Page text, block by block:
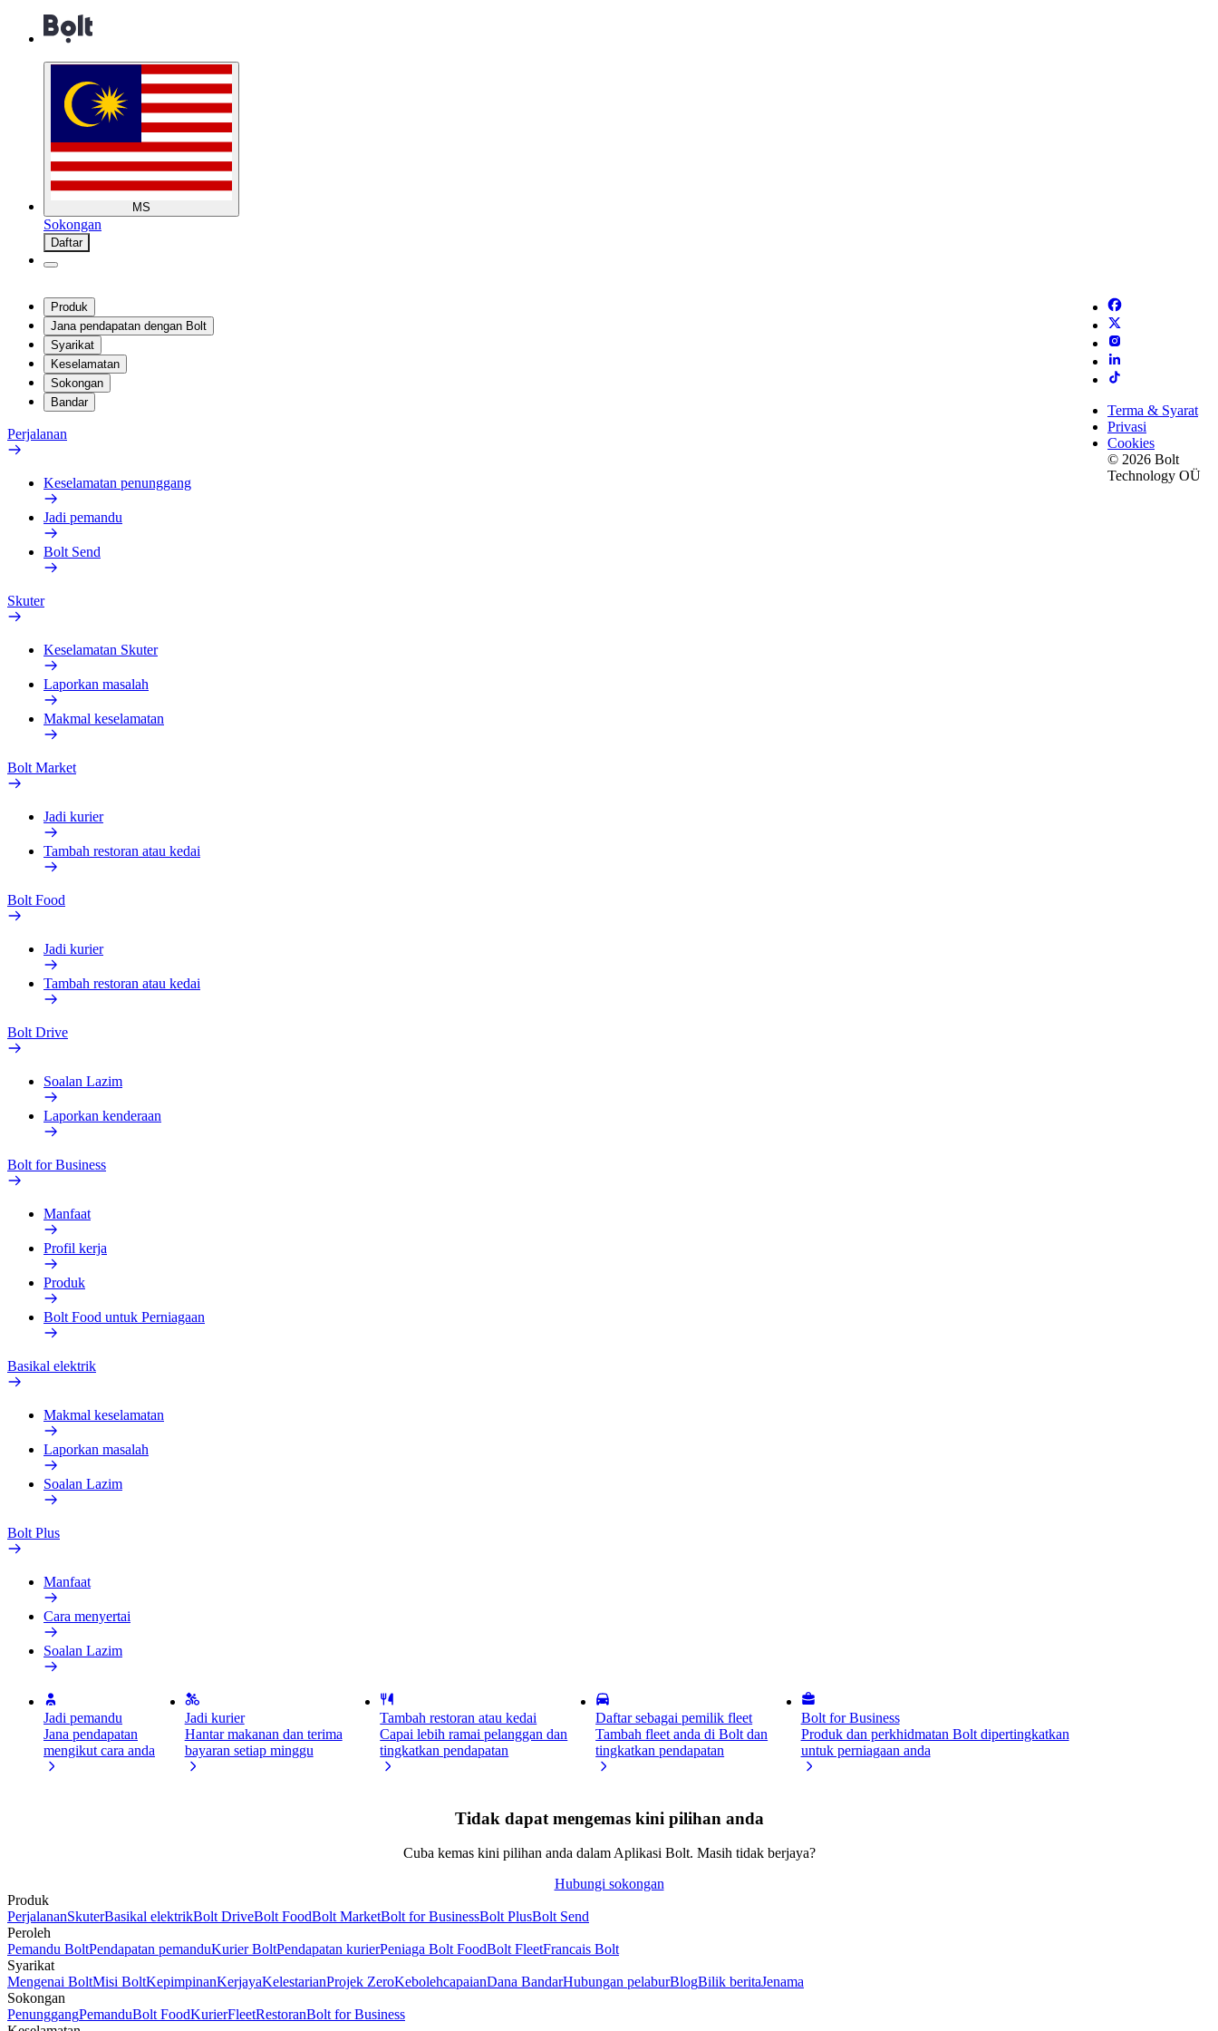
MS
Sokongan
Daftar
Produk
Jana pendapatan dengan Bolt
Syarikat
Keselamatan
Sokongan
Bandar
Perjalanan
Keselamatan penunggang
Jadi pemandu
Bolt Send
Skuter
Keselamatan Skuter
Laporkan masalah
Makmal keselamatan
Bolt Market
Jadi kurier
Tambah restoran atau kedai
Bolt Food
Jadi kurier
Tambah restoran atau kedai
Bolt Drive
Soalan Lazim
Laporkan kenderaan
Bolt for Business
Manfaat
Profil kerja
Produk
Bolt Food untuk Perniagaan
Basikal elektrik
Makmal keselamatan
Laporkan masalah
Soalan Lazim
Bolt Plus
Manfaat
Cara menyertai
Soalan Lazim
Jadi pemandu
Jana pendapatan
mengikut cara anda
Jadi kurier
Hantar makanan dan terima
bayaran setiap minggu
Tambah restoran atau kedai
Capai lebih ramai pelanggan dan
tingkatkan pendapatan
Daftar sebagai pemilik fleet
Tambah fleet anda di Bolt dan
tingkatkan pendapatan
Bolt for Business
Produk dan perkhidmatan Bolt dipertingkatkan
untuk perniagaan anda
Terma & Syarat
Privasi
Cookies
© 2026 Bolt
Technology OÜ
Tidak dapat mengemas kini pilihan anda
Cuba kemas kini pilihan anda dalam Aplikasi Bolt. Masih tidak berjaya?
Hubungi sokongan
Produk
PerjalananSkuterBasikal elektrikBolt DriveBolt FoodBolt MarketBolt for BusinessBolt PlusBolt Send
Peroleh
Pemandu BoltPendapatan pemanduKurier BoltPendapatan kurierPeniaga Bolt FoodBolt FleetFrancais Bolt
Syarikat
Mengenai BoltMisi BoltKepimpinanKerjayaKelestarianProjek ZeroKebolehcapaianDana BandarHubungan pelaburBlogBilik beritaJenama
Sokongan
PenunggangPemanduBolt FoodKurierFleetRestoranBolt for Business